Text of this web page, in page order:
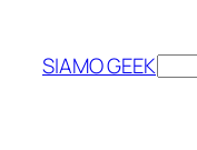
contenuto
SIAMO GEEKCerca